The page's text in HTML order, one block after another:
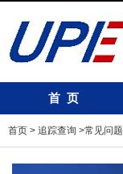
首 页
首页 > 追踪查询 >常见问题